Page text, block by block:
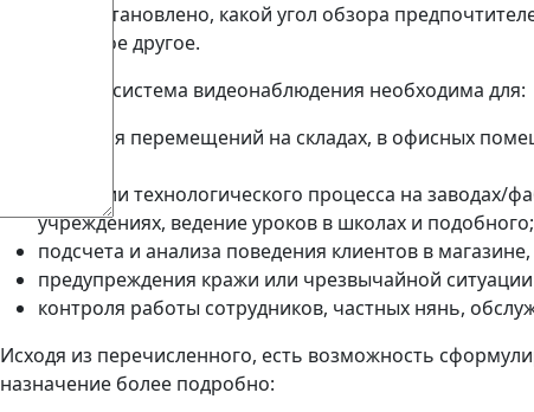
где будет установлено, какой угол обзора
также многое другое.
Чаще всего система видеонаблюдения необходима для:
контроля перемещений на складах, в офисных
фиксации технологического процесса на
учреждениях, ведение уроков в школах и подобного;
подсчета и анализа поведения клиентов в
предупреждения кражи или чрезвычайной
контроля работы сотрудников, частных нянь,
Исходя из перечисленного, есть возможность
назначение более подробно: